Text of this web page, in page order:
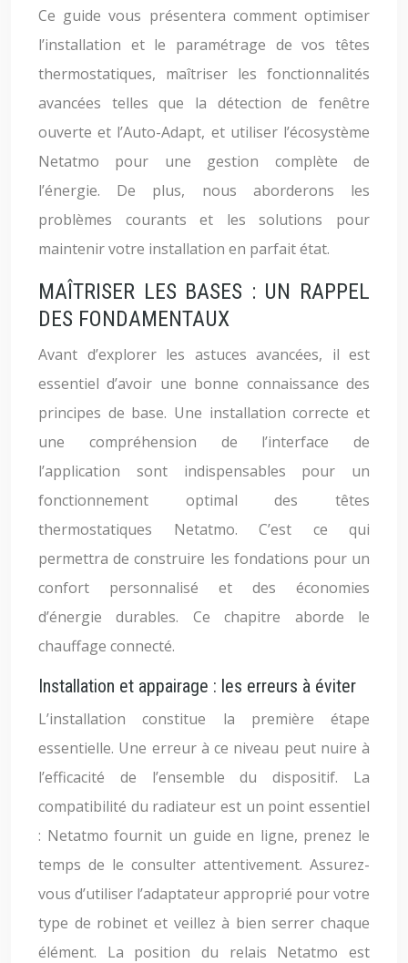
Ce guide vous présentera comment optimiser
l’installation et le paramétrage de vos têtes
thermostatiques, maîtriser les fonctionnalités
avancées telles que la détection de fenêtre
ouverte et l’Auto-Adapt, et utiliser l’écosystème
Netatmo pour une gestion complète de
l’énergie. De plus, nous aborderons les
problèmes courants et les solutions pour
maintenir votre installation en parfait état.
MAÎTRISER LES BASES : UN RAPPEL
DES FONDAMENTAUX
Avant d’explorer les astuces avancées, il est
essentiel d’avoir une bonne connaissance des
principes de base. Une installation correcte et
une compréhension de l’interface de
l’application sont indispensables pour un
fonctionnement optimal des têtes
thermostatiques Netatmo. C’est ce qui
permettra de construire les fondations pour un
confort personnalisé et des économies
d’énergie durables. Ce chapitre aborde le
chauffage connecté.
Installation et appairage : les erreurs à éviter
L’installation constitue la première étape
essentielle. Une erreur à ce niveau peut nuire à
l’efficacité de l’ensemble du dispositif. La
compatibilité du radiateur est un point essentiel
: Netatmo fournit un guide en ligne, prenez le
temps de le consulter attentivement. Assurez-
vous d’utiliser l’adaptateur approprié pour votre
type de robinet et veillez à bien serrer chaque
élément. La position du relais Netatmo est